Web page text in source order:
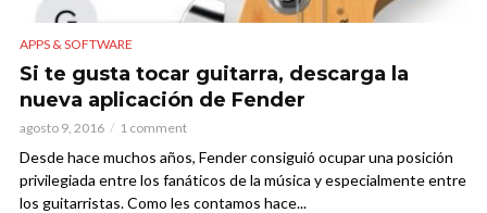
APPS & SOFTWARE
Si te gusta tocar guitarra, descarga la
nueva aplicación de Fender
agosto 9, 2016 1 comment
Desde hace muchos años, Fender consiguió ocupar una posición
privilegiada entre los fanáticos de la música y especialmente entre
los guitarristas. Como les contamos hace...